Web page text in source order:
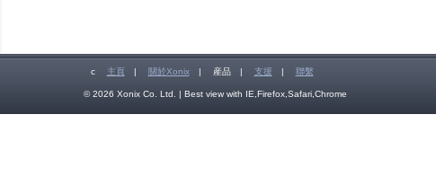
c 主頁 | 關於Xonix | 産品 | 支援 | 聯繫
© 2026 Xonix Co. Ltd. | Best view with IE,Firefox,Safari,Chrome